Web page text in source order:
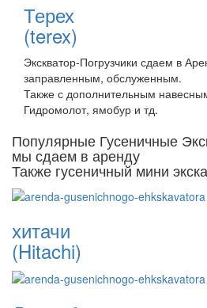
Терех
(terex)
Экскватор-Погрузчики сдаем в
заправленным, обслуженным.
Также с дополнительным
Гидромолот, ямобур и тд.
Популярные Гусеничные
мы сдаем в аренду
Также гусеничный мини
хитачи
(Hitachi)